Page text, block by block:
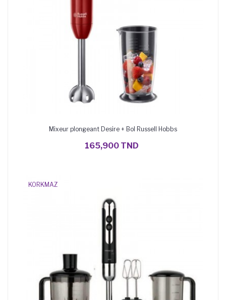
Mixeur plongeant Desire + Bol Russell Hobbs
165,900 TND
KORKMAZ